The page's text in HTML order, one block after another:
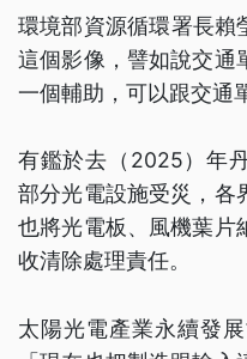
環境部資源循環署長賴
這個影像，譬如說交通
一個輔助，可以跟交通
有鑑於去（2025）年
部分光電設施受災，各
也將光電板、風機葉片
收清除處理責任。
太陽光電產業永續發